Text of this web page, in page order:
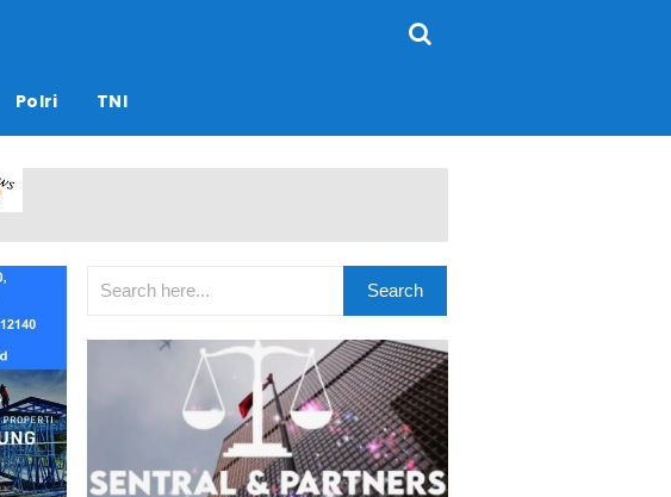
Polri TNI